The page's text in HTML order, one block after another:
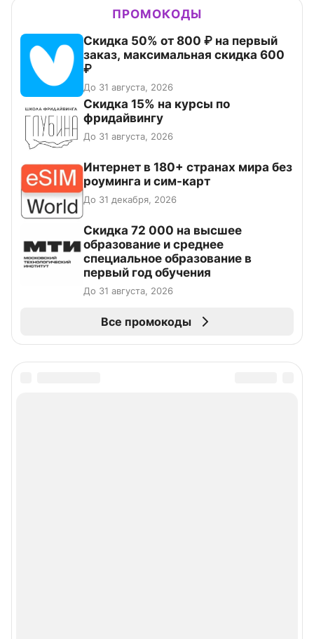
ПРОМОКОДЫ
Скидка 50% от 800 ₽ на первый
заказ, максимальная скидка 600
₽
До 31 августа, 2026
Скидка 15% на курсы по
фридайвингу
До 31 августа, 2026
Интернет в 180+ странах мира без
роуминга и сим-карт
До 31 декабря, 2026
Скидка 72 000 на высшее
образование и среднее
специальное образование в
первый год обучения
До 31 августа, 2026
Все промокоды